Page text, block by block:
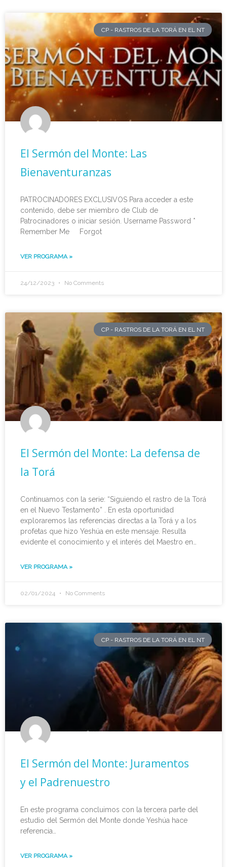
CP - RASTROS DE LA TORÁ EN EL NT
El Sermón del Monte: Las
Bienaventuranzas
PATROCINADORES EXCLUSIVOS Para acceder a este
contenido, debe ser miembro de Club de
Patrocinadores o iniciar sesión. Username Password *
Remember Me Forgot
VER PROGRAMA »
24/12/2023 No Comments
CP - RASTROS DE LA TORÁ EN EL NT
El Sermón del Monte: La defensa de
la Torá
Continuamos con la serie: “Siguiendo el rastro de la Torá
en el Nuevo Testamento” . En esta oportunidad
exploraremos las referencias directas a la Torá y a los
profetas que hizo Yeshúa en este mensaje. Resulta
evidente el conocimiento y el interés del Maestro en
las verdades del Reino.
VER PROGRAMA »
02/01/2024 No Comments
CP - RASTROS DE LA TORÁ EN EL NT
El Sermón del Monte: Juramentos
y el Padrenuestro
En este programa concluimos con la tercera parte del
estudio del Sermón del Monte donde Yeshúa hace
referencia…
VER PROGRAMA »